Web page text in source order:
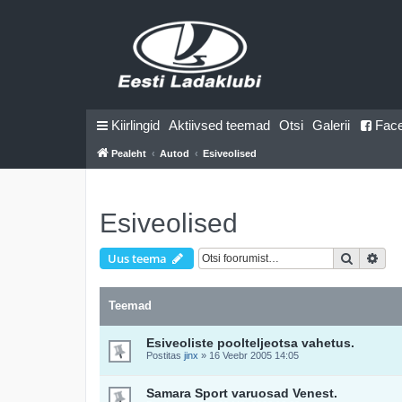
Kiirlingid Aktiivsed teemad Otsi Galerii
Pealeht Autod Esiveolised
Esiveolised
Uus teema Otsi
Teemad
Esiveoliste poolteljeotsa vahetus.
Postitas jinx » 16 Veebr 2005 14:05
Samara Sport varuosad Venest.